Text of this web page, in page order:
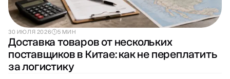
30 ИЮЛЯ 2026 5 МИН
Доставка товаров от нескольких
поставщиков в Китае: как не переплатить
за логистику